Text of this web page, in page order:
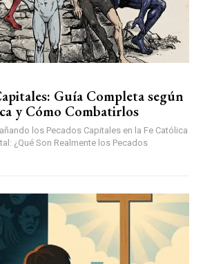
Guía Completa según
y Cómo Combatirlos
los Pecados Capitales en la Fe Católica
¿Qué Son Realmente los Pecados